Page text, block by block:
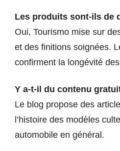
Les produits sont-ils de
Oui, Tourismo mise sur
et des finitions soignées.
confirment la longévité
Y a-t-il du contenu
Le blog propose des
l’histoire des modèles
automobile en général.